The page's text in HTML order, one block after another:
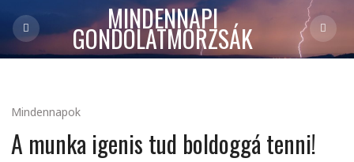
MINDENNAPI
GONDOLATMORZSÁK
Mindennapok
A munka igenis tud boldoggá tenni!